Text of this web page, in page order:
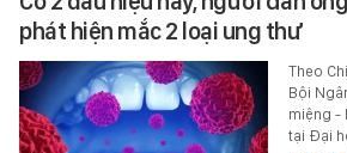
phát hiện mắc 2 loại ung thư
Theo
Bội
miệng -
tại Đại